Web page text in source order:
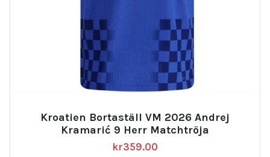
Kroatien Bortaställ VM 2026 Andrej
Kramarić 9 Herr Matchtröja
kr359.00